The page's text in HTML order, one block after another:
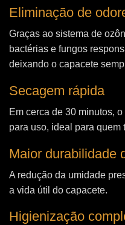
Eliminação de
Graças ao sistema de
bactérias e fungos
deixando o capacete
Secagem rápida
Em cerca de 30 minutos,
para uso, ideal para quem
Maior durabilidade
A redução da umidade
a vida útil do capacete.
Higienização